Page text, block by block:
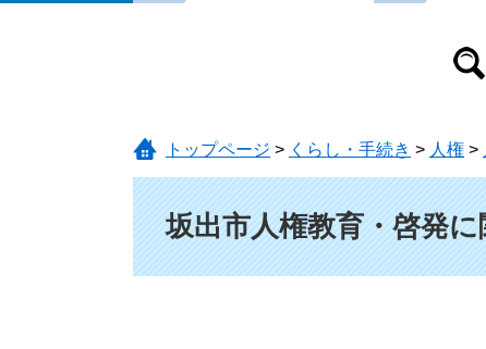
トップページ > くらし・手続き > 人権 >
坂出市人権教育・啓発